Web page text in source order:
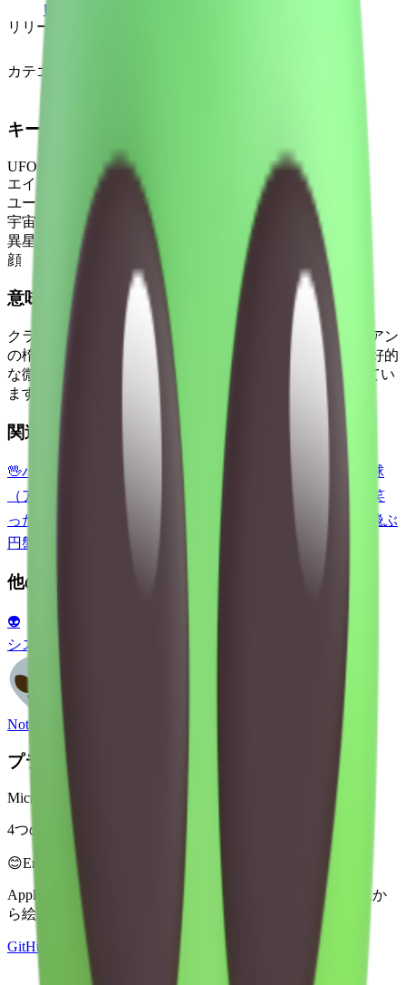
Unicode 6.0
リリースバージョン
カテゴリ
キーワード
UFO
エイリアン
ユーフォー
宇宙人
異星人
顔
意味
クラシックなエイリアンの顔。灰色または緑色のエイリアン
の楕円形で無毛の頭、大きな黒い目、そしてわずかに友好的
な微笑み。 Samsungは鼻孔を描き、Facebookは鼻を描いてい
ます。
関連する絵文字
🖖バルカンの挨拶 🌍 地球（ヨーロッパとアフリカ） 🌎
地球
（アメリカ大陸）
地球（アジアとオーストラリア）
笑
った悪魔
ドクロと骨
空飛ぶ
円盤
他のプラットフォーム
👽
システム絵文字
Noto Emoji
プラットフォーム
Microsoft 3D Fluent Emoji
4つのスタイルで利用可能
😊Emoji Directory
Apple、Google、Microsoftなどの複数のデザインシステムか
ら絵文字を探索してダウンロード — すべてここに。
GitHub